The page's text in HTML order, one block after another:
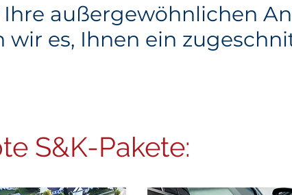
Ihre außergewöhnlichen
wir es, Ihnen ein
S&K-Pakete: